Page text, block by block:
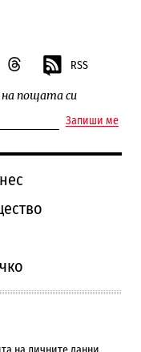
threads RSS
пощата си
Запиши ме